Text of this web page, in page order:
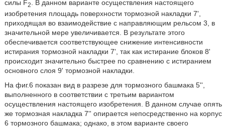
силы F2. В данном варианте осуществления настоящего
изобретения площадь поверхности тормозной накладки 7',
приходящая во взаимодействие с направляющим рельсом 3, в
значительной мере увеличивается. В результате этого
обеспечивается соответствующее снижение интенсивности
истирания тормозной накладки 7', так как истирание блоков 8'
происходит значительно быстрее по сравнению с истиранием
основного слоя 9' тормозной накладки.
На фиг.6 показан вид в разрезе для тормозного башмака 5'',
выполненного в соответствии с третьим вариантом
осуществления настоящего изобретения. В данном случае опять
же тормозная накладка 7'' опирается непосредственно на корпус
6 тормозного башмака; однако, в этом варианте своего